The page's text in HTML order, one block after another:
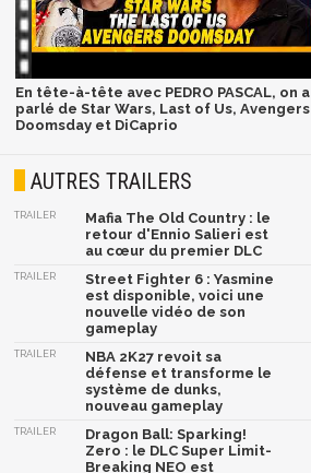
En tête-à-tête avec PEDRO PASCAL, on a
parlé de Star Wars, Last of Us, Avengers
Doomsday et DiCaprio
AUTRES TRAILERS
TRAILER
Mafia The Old Country : le
retour d'Ennio Salieri est
au cœur du premier DLC
TRAILER
Street Fighter 6 : Yasmine
est disponible, voici une
nouvelle vidéo de son
gameplay
TRAILER
NBA 2K27 revoit sa
défense et transforme le
système de dunks,
nouveau gameplay
TRAILER
Dragon Ball: Sparking!
Zero : le DLC Super Limit-
Breaking NEO est